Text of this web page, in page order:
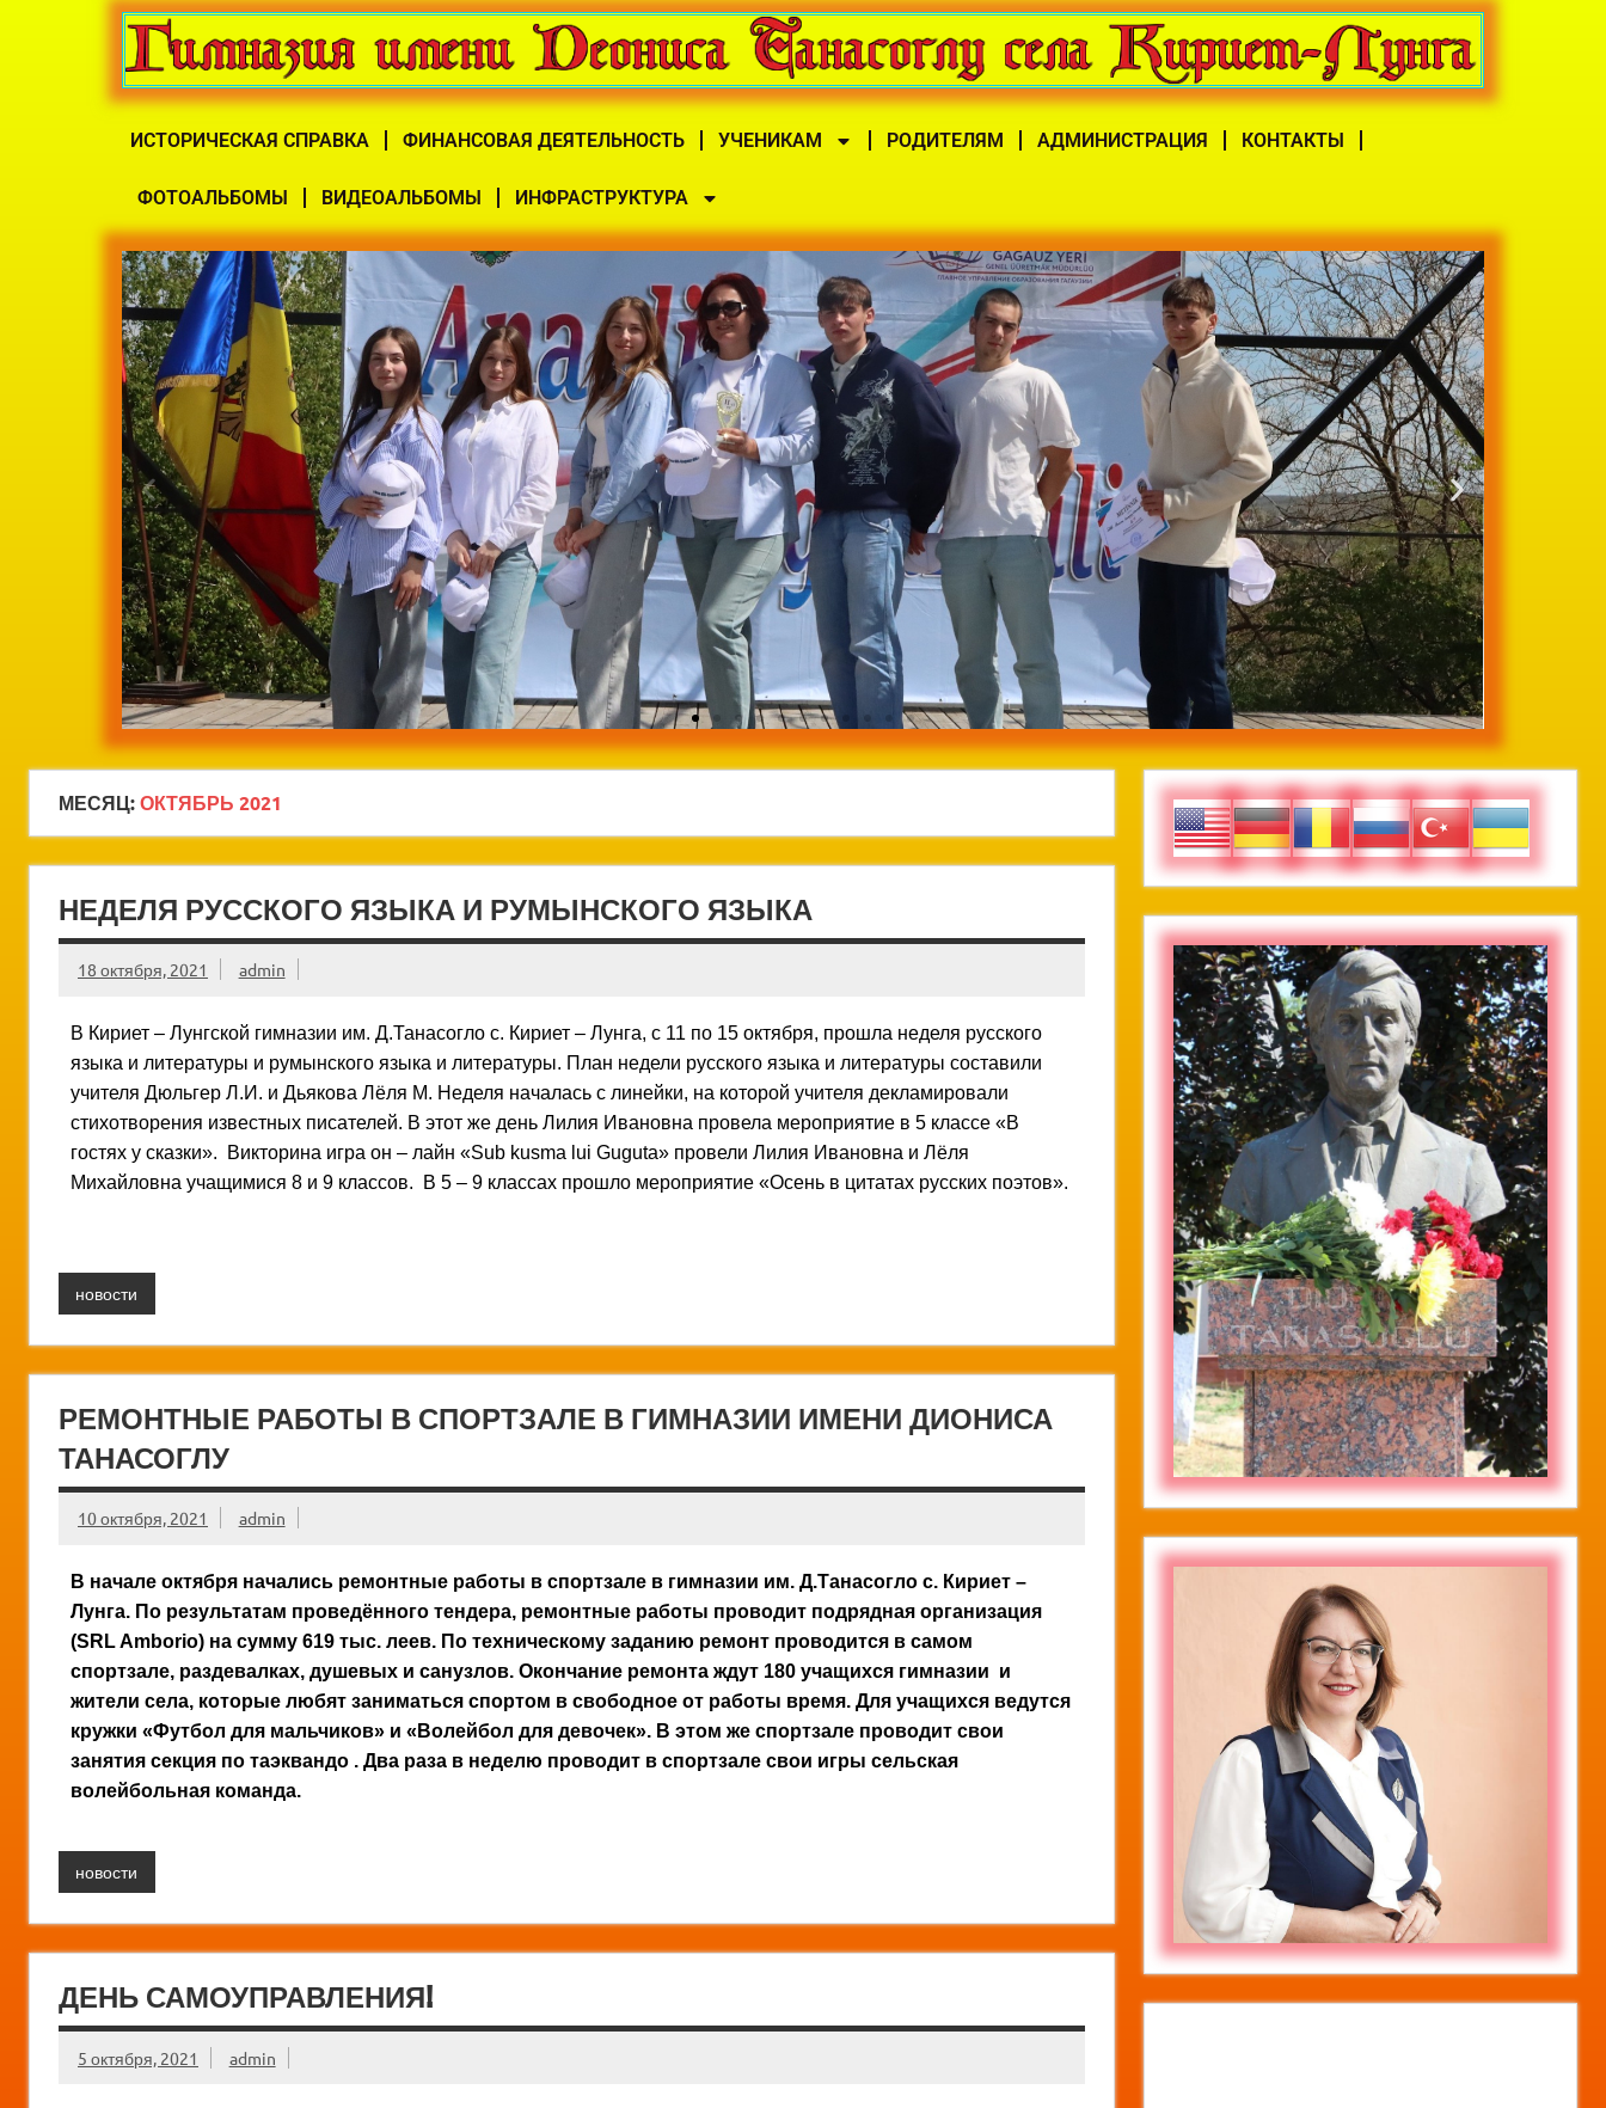
ИСТОРИЧЕСКАЯ СПРАВКА ФИНАНСОВАЯ ДЕЯТЕЛЬНОСТЬ УЧЕНИКАМ РОДИТЕЛЯМ АДМИНИСТРАЦИЯ КОНТАКТЫ
ФОТОАЛЬБОМЫ ВИДЕОАЛЬБОМЫ ИНФРАСТРУКТУРА
МЕСЯЦ:ОКТЯБРЬ 2021
НЕДЕЛЯ РУССКОГО ЯЗЫКА И РУМЫНСКОГО ЯЗЫКА
18 октября, 2021 admin
В Кириет – Лунгской гимназии им. Д.Танасогло с. Кириет – Лунга, с 11 по 15 октября, прошла неделя русского
языка и литературы и румынского языка и литературы. План недели русского языка и литературы составили
учителя Дюльгер Л.И. и Дьякова Лёля М. Неделя началась с линейки, на которой учителя декламировали
стихотворения известных писателей. В этот же день Лилия Ивановна провела мероприятие в 5 классе «В
гостях у сказки». Викторина игра он – лайн «Sub kusma lui Guguta» провели Лилия Ивановна и Лёля
Михайловна учащимися 8 и 9 классов. В 5 – 9 классах прошло мероприятие «Осень в цитатах русских поэтов».
новости
РЕМОНТНЫЕ РАБОТЫ В СПОРТЗАЛЕ В ГИМНАЗИИ ИМЕНИ ДИОНИСА
ТАНАСОГЛУ
10 октября, 2021 admin
В начале октября начались ремонтные работы в спортзале в гимназии им. Д.Танасогло с. Кириет –
Лунга. По результатам проведённого тендера, ремонтные работы проводит подрядная организация
(SRL Amborio) на сумму 619 тыс. леев. По техническому заданию ремонт проводится в самом
спортзале, раздевалках, душевых и санузлов. Окончание ремонта ждут 180 учащихся гимназии и
жители села, которые любят заниматься спортом в свободное от работы время. Для учащихся ведутся
кружки «Футбол для мальчиков» и «Волейбол для девочек». В этом же спортзале проводит свои
занятия секция по таэквандо . Два раза в неделю проводит в спортзале свои игры сельская
волейбольная команда.
новости
ДЕНЬ САМОУПРАВЛЕНИЯ!
5 октября, 2021 admin